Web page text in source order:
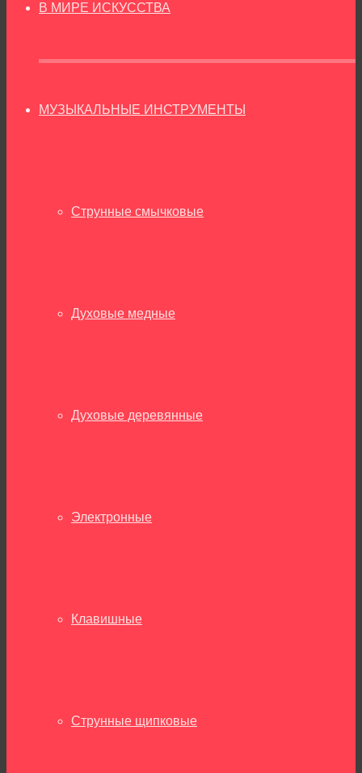
В МИРЕ ИСКУССТВА
МУЗЫКАЛЬНЫЕ ИНСТРУМЕНТЫ
Струнные смычковые
Духовые медные
Духовые деревянные
Электронные
Клавишные
Струнные щипковые